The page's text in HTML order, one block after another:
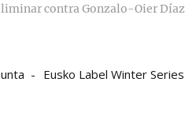
contra Gonzalo-Oier Díaz
Eusko Label Winter Series